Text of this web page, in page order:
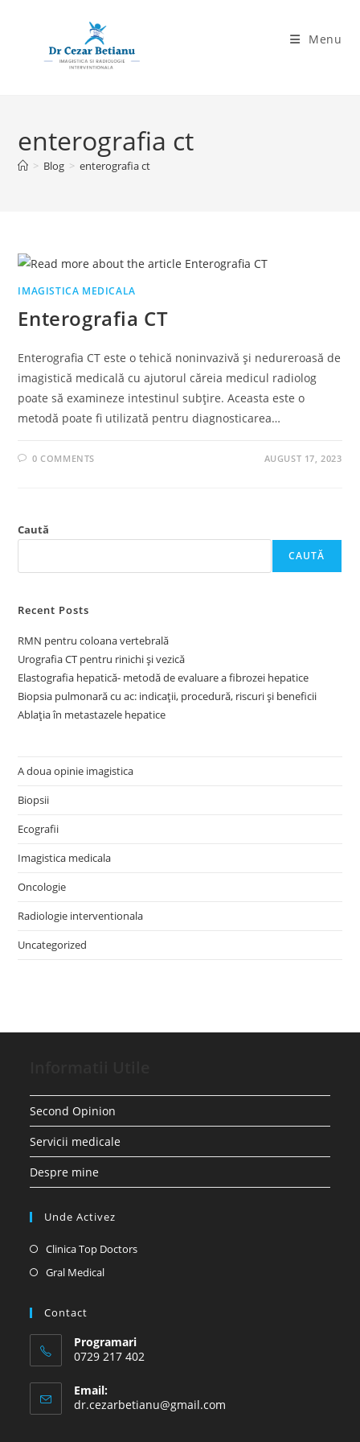
Menu
enterografia ct
> Blog > enterografia ct
IMAGISTICA MEDICALA
Enterografia CT
Enterografia CT este o tehică noninvazivă și nedureroasă de
imagistică medicală cu ajutorul căreia medicul radiolog
poate să examineze intestinul subțire. Aceasta este o
metodă poate fi utilizată pentru diagnosticarea…
0 COMMENTS AUGUST 17, 2023
Caută
CAUTĂ
Recent Posts
RMN pentru coloana vertebrală
Urografia CT pentru rinichi și vezică
Elastografia hepatică- metodă de evaluare a fibrozei hepatice
Biopsia pulmonară cu ac: indicații, procedură, riscuri și beneficii
Ablația în metastazele hepatice
A doua opinie imagistica
Biopsii
Ecografii
Imagistica medicala
Oncologie
Radiologie interventionala
Uncategorized
Second Opinion
Servicii medicale
Despre mine
Unde Activez
Clinica Top DoctorsOpens
Gral MedicalOpens
tab
Contact
Programari
0729 217 402
Email:
dr.cezarbetianu@gmail.com